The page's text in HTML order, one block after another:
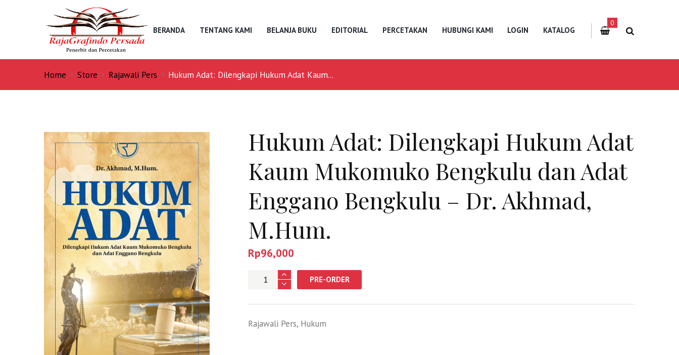
BERANDA TENTANG KAMI BELANJA BUKU EDITORIAL PERCETAKAN HUBUNGI KAMI LOGIN KATALOG
0
Home Store Rajawali Pers Hukum Adat: Dilengkapi Hukum Adat Kaum...
Hukum Adat: Dilengkapi Hukum Adat
Kaum Mukomuko Bengkulu dan Adat
Enggano Bengkulu – Dr. Akhmad,
M.Hum.
Rp96,000
Jumlah PRE-ORDER
Rajawali Pers, Hukum